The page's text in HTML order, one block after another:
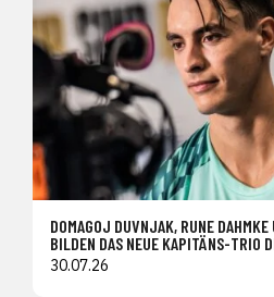
DOMAGOJ DUVNJAK, RUNE
BILDEN DAS NEUE KAPITÄNS-TRIO
30.07.26